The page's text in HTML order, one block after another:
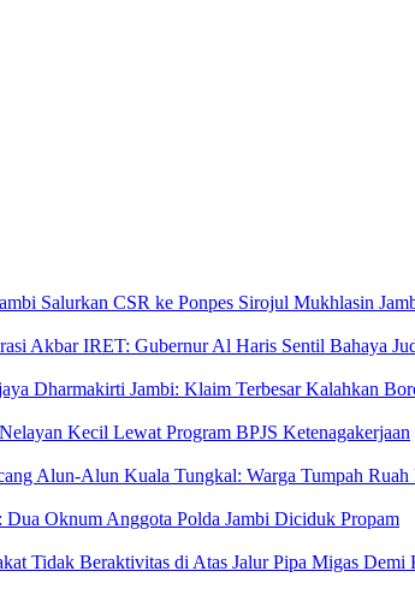
Salurkan CSR ke Ponpes Sirojul Mukhlasin
Akbar IRET: Gubernur Al Haris Sentil Bahaya
Dharmakirti Jambi: Klaim Terbesar Kalahkan
Kecil Lewat Program BPJS Ketenagakerjaan
Alun-Alun Kuala Tungkal: Warga Tumpah
Oknum Anggota Polda Jambi Diciduk Propam
Tidak Beraktivitas di Atas Jalur Pipa Migas Demi